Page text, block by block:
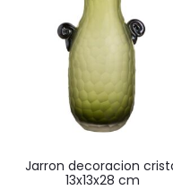
jarron decoracion cristal
13x13x28 cm